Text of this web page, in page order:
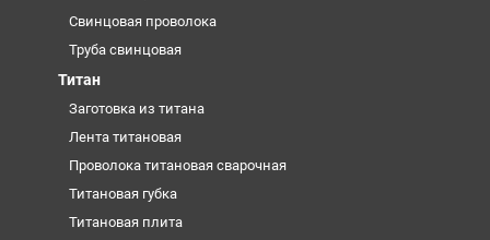
Свинцовая проволока
Труба свинцовая
Титан
Заготовка из титана
Лента титановая
Проволока титановая сварочная
Титановая губка
Титановая плита